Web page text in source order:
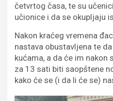
četvrtog časa, te su
učionice i da se okupljaju
Nakon kraćeg vremena
nastava obustavljena te
kućama, a da će im nakon
za 13 sati biti saopštene
kako će se (i da li će se)